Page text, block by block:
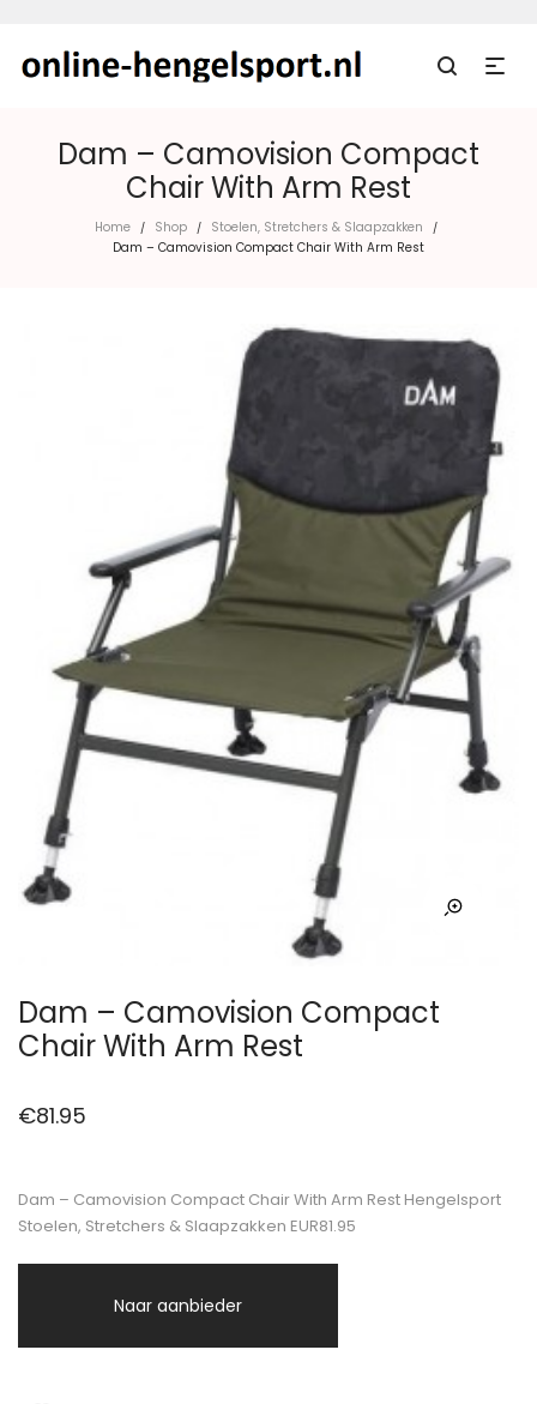
Dam – Camovision Compact
Chair With Arm Rest
Home / Shop / Stoelen, Stretchers & Slaapzakken /
Dam – Camovision Compact Chair With Arm Rest
Dam – Camovision Compact
Chair With Arm Rest
€81.95
Dam – Camovision Compact Chair With Arm Rest Hengelsport
Stoelen, Stretchers & Slaapzakken EUR81.95
Naar aanbieder